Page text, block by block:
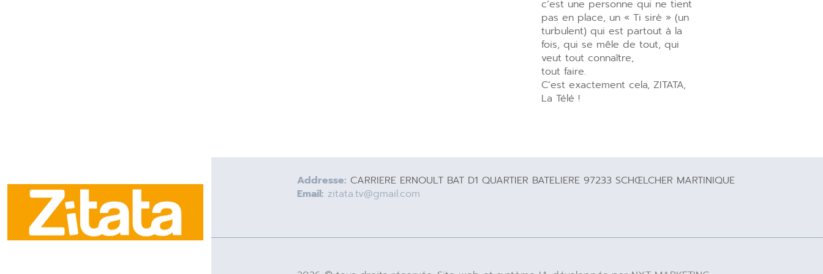
c’est une personne qui ne tient
pas en place, un « Ti sirè » (un
turbulent) qui est partout à la
fois, qui se mêle de tout, qui
veut tout connaître,
tout faire.
C’est exactement cela, ZITATA,
La Télé !
Addresse: CARRIERE ERNOULT BAT D1 QUARTIER BATELIERE 97233 SCHŒLCHER MARTINIQUE
Email: zitata.tv@gmail.com